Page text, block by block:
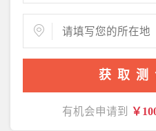
获取测
有机会申请到 ￥